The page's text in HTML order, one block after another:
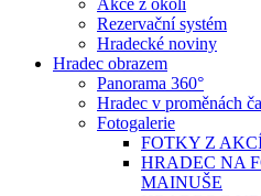
Akce z okolí
Rezervační systém
Hradecké noviny
Hradec obrazem
Panorama 360°
Hradec v proměnách
Fotogalerie
FOTKY Z
HRADEC NA
MAINUŠE